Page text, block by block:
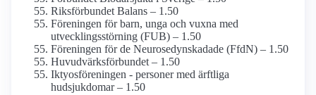
Riks­förbundet Balans – 1.50
Föreningen för barn, unga och vuxna med
utvecklings­störning (FUB) – 1.50
Föreningen för de Neurosedyn­skadade (FfdN) – 1.50
Huvudvärks­förbundet – 1.50
Iktyos­föreningen - personer med ärftliga
hudsjukdomar – 1.50